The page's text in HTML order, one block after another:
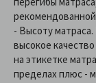
рекомендованной
- Высоту
высокое
на этикетке
пределах плюс -